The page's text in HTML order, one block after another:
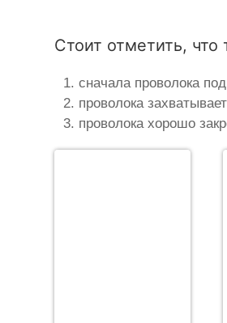
Стоит отметить, что
сначала проволока
проволока
проволока хорошо